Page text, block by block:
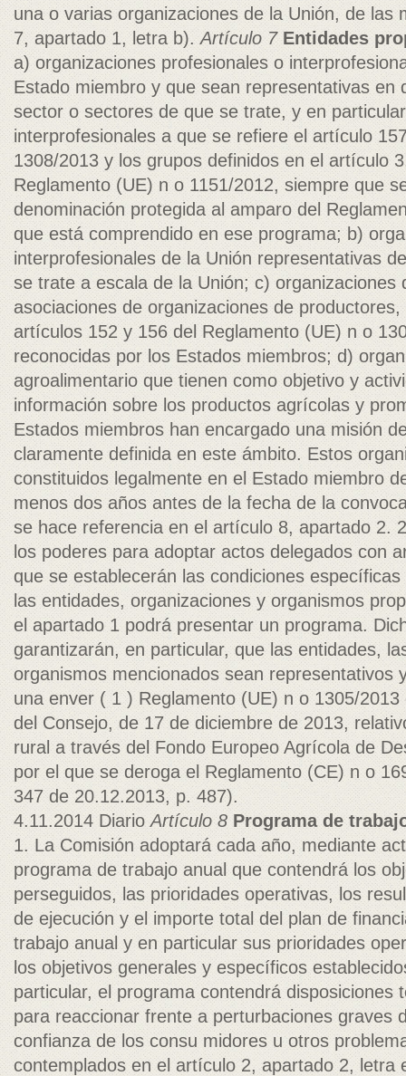
una o varias organizaciones de la Unión, de las
7, apartado 1, letra b). Artículo 7 Entidades
a) organizaciones profesionales o
Estado miembro y que sean representativas en
sector o sectores de que se trate, y en
interprofesionales a que se refiere el artículo
1308/2013 y los grupos definidos en el artículo
Reglamento (UE) n o 1151/2012, siempre que
denominación protegida al amparo del
que está comprendido en ese programa; b)
interprofesionales de la Unión representativas
se trate a escala de la Unión; c) organizaciones
asociaciones de organizaciones de
artículos 152 y 156 del Reglamento (UE) n o
reconocidas por los Estados miembros; d)
agroalimentario que tienen como objetivo y
información sobre los productos agrícolas y
Estados miembros han encargado una misión
claramente definida en este ámbito. Estos
constituidos legalmente en el Estado miembro
menos dos años antes de la fecha de la
se hace referencia en el artículo 8, apartado 2.
los poderes para adoptar actos delegados con
que se establecerán las condiciones
las entidades, organizaciones y organismos
el apartado 1 podrá presentar un programa.
garantizarán, en particular, que las entidades,
organismos mencionados sean representativos
una enver­ ( 1 ) Reglamento (UE) n o 1305/
del Consejo, de 17 de diciembre de 2013,
rural a través del Fondo Europeo Agrícola de
por el que se deroga el Reglamento (CE) n o
347 de 20.12.2013, p. 487).
4.11.2014 Diario Artículo 8 Programa de
1. La Comisión adoptará cada año, mediante
programa de trabajo anual que contendrá los
perseguidos, las prioridades operativas, los
de ejecución y el importe total del plan de
trabajo anual y en particular sus prioridades
los objetivos generales y específicos
particular, el programa contendrá disposiciones
para reaccionar frente a perturbaciones graves
confianza de los consu­ midores u otros
contemplados en el artículo 2, apartado 2, letra